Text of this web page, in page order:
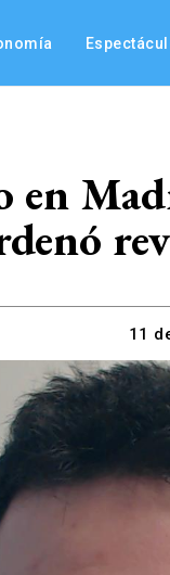
11